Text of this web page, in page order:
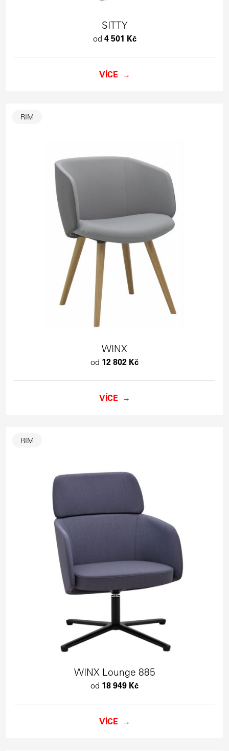
SITTY
od 4 501 Kč
VÍCE
RIM
WINX
od 12 802 Kč
VÍCE
RIM
WINX Lounge 885
od 18 949 Kč
VÍCE